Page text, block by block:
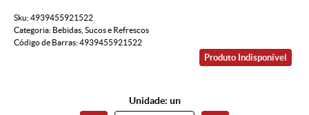
Sku:4939455921522
Categoria: Bebidas Sucos e Refrescos
Código de Barras:4939455921522
Produto Indisponível
Unidade: un